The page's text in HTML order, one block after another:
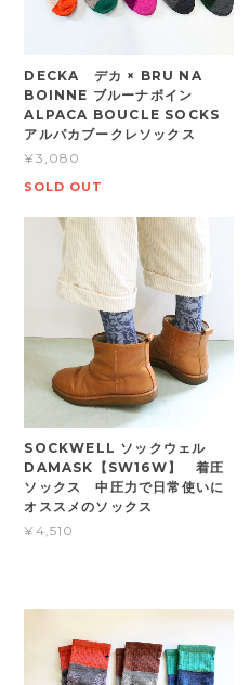
DECKA デカ × BRU NA
BOINNE ブルーナボイン
ALPACA BOUCLE SOCKS
アルパカブークレソックス
¥3,080
SOLD OUT
SOCKWELL ソックウェル
DAMASK【SW16W】 着圧
ソックス 中圧力で日常使いに
オススメのソックス
¥4,510